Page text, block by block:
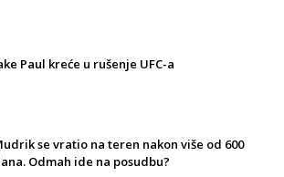
Paul kreće u rušenje UFC-a
se vratio na teren nakon više od 600
Odmah ide na posudbu?